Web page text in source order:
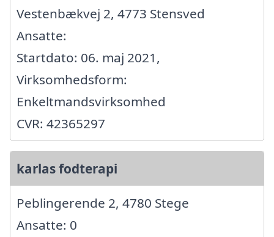
Vestenbækvej 2, 4773 Stensved
Ansatte:
Startdato: 06. maj 2021,
Virksomhedsform:
Enkeltmandsvirksomhed
CVR: 42365297
karlas fodterapi
Peblingerende 2, 4780 Stege
Ansatte: 0